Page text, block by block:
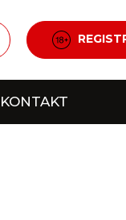
KONTAKT